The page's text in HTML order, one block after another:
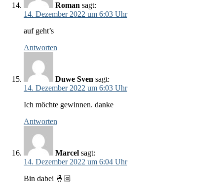
Roman sagt:
14. Dezember 2022 um 6:03 Uhr
auf geht’s
Antworten
Duwe Sven sagt:
14. Dezember 2022 um 6:03 Uhr
Ich möchte gewinnen. danke
Antworten
Marcel sagt:
14. Dezember 2022 um 6:04 Uhr
Bin dabei 🤞🏻